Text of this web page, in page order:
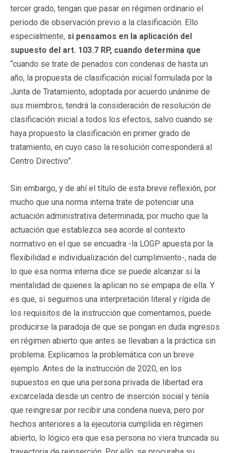
tercer grado, tengan que pasar en régimen ordinario el
periodo de observación previo a la clasificación. Ello
especialmente, si pensamos en la aplicación del
supuesto del art. 103.7 RP, cuando determina que
“cuando se trate de penados con condenas de hasta un
año, la propuesta de clasificación inicial formulada por la
Junta de Tratamiento, adoptada por acuerdo unánime de
sus miembros, tendrá la consideración de resolución de
clasificación inicial a todos los efectos, salvo cuando se
haya propuesto la clasificación en primer grado de
tratamiento, en cuyo caso la resolución corresponderá al
Centro Directivo”.
Sin embargo, y de ahí el título de esta breve reflexión, por
mucho que una norma interna trate de potenciar una
actuación administrativa determinada; por mucho que la
actuación que establezca sea acorde al contexto
normativo en el que se encuadra -la LOGP apuesta por la
flexibilidad e individualización del cumplimiento-, nada de
lo que esa norma interna dice se puede alcanzar si la
mentalidad de quienes la aplican no se empapa de ella. Y
es que, si seguimos una interpretación literal y rígida de
los requisitos de la instrucción que comentamos, puede
producirse la paradoja de que se pongan en duda ingresos
en régimen abierto que antes se llevaban a la práctica sin
problema. Explicamos la problemática con un breve
ejemplo. Antes de la instrucción de 2020, en los
supuestos en que una persona privada de libertad era
excarcelada desde un centro de inserción social y tenía
que reingresar por recibir una condena nueva, pero por
hechos anteriores a la ejecutoria cumplida en régimen
abierto, lo lógico era que esa persona no viera truncada su